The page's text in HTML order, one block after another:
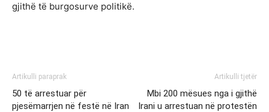
gjithë të burgosurve politikë.
Artikulli paraprak
50 të arrestuar për
pjesëmarrjen në festë në Iran
Artikulli tjetër
Mbi 200 mësues nga i gjithë
Irani u arrestuan në protestën